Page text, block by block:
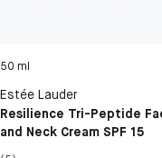
50 ml
Estée Lauder
Resilience Tri-Peptide
and Neck Cream SPF 15